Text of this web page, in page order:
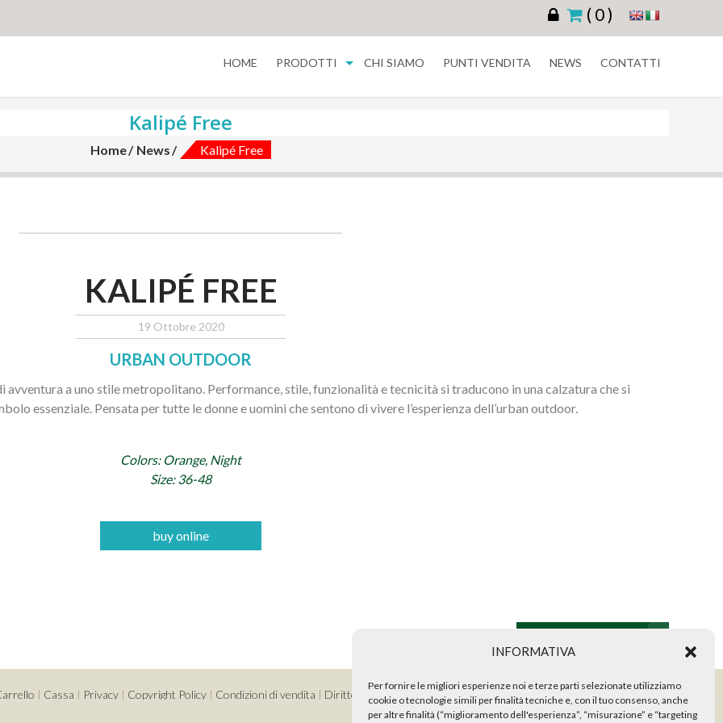
INFORMATIVA
Per fornire le migliori esperienze noi e terze parti selezionate utilizziamo
cookie o tecnologie simili per finalità tecniche e, con il tuo consenso, anche
per altre finalità (“miglioramento dell'esperienza”, “misurazione” e “targeting
( 0 )
HOME PRODOTTI CHI SIAMO PUNTI VENDITA NEWS CONTATTI
Kalipé Free
Home News Kalipé Free
KALIPÉ FREE
19 Ottobre 2020
URBAN OUTDOOR
avventura a uno stile metropolitano. Performance, stile, funzionalità e tecnicità si traducono in una calzatura che si
essenziale. Pensata per tutte le donne e uomini che sentono di vivere l’esperienza dell’urban outdoor.
Colors: Orange, Night
Size: 36-48
buy online
| Cassa | Privacy | Copyright Policy | Condizioni di vendita | Diritto di recesso Spedizioni